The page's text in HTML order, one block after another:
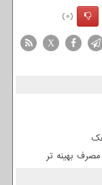
(0)
X
بهینه تر